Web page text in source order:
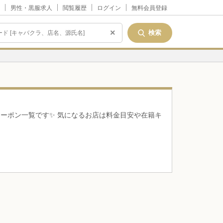
男性・黒服求人 閲覧履歴 ログイン 無料会員登録
×
ポン一覧です✨️ 気になるお店は料金目安や在籍キ